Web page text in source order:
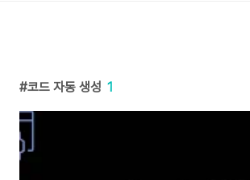
코드 자동 생성 1